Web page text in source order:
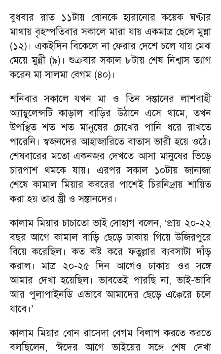
বুধবার রাত ১১টায় বোনকে হারানোর কয়েক ঘণ্টার
মাথায় বৃহস্পতিবার সকালে মারা যায় একমাত্র ছেলে মুন্না
(১২)। একইদিন বিকেলে না ফেরার দেশে চলে যায় মেঝ
মেয়ে মুন্নী (৯)। শুক্রবার সকাল ৮টায় শেষ নিশ্বাস ত্যাগ
করেন মা সালমা বেগম (৪০)।
শনিবার সকালে যখন মা ও তিন সন্তানের লাশবাহী
অ্যাম্বুলেন্সটি কাড়াল বাড়ির উঠানে এসে থামে, তখন
উপস্থিত শত শত মানুষের চোখের পানি ধরে রাখতে
পারেনি। স্বজনদের আহাজারিতে বাতাস ভারী হয়ে ওঠে।
শেষবারের মতো একনজর দেখতে আসা মানুষের ভিড়ে
চারপাশ থমকে যায়। এরপর সকাল ১০টায় জানাজা
শেষে কামাল মিয়ার কবরের পাশেই চিরনিদ্রায় শায়িত
করা হয় তার স্ত্রী ও সন্তানদের।
কালাম মিয়ার চাচাতো ভাই সোহাগ বলেন, ‘প্রায় ২০-২২
বছর আগে কামাল বাড়ি ছেড়ে ঢাকায় গিয়ে উজিরপুরে
বিয়ে করেছিল। কত কষ্ট করে ফতুল্লার ব্যবসাটা দাঁড়
করাল। মাত্র ২০-২৫ দিন আগেও ঢাকায় ওর সঙ্গে
আমার দেখা হয়েছিল। ভাবতেই পারছি না, ভাই-ভাবি
আর পুলাপাইনডি এভাবে আমাদের ছেড়ে এক্কেরে চলে
যাবে।’
কালাম মিয়ার বোন রাসেদা বেগম বিলাপ করতে করতে
বলছিলেন, ‘ঈদের আগে ভাইয়ের সঙ্গে শেষ দেখা